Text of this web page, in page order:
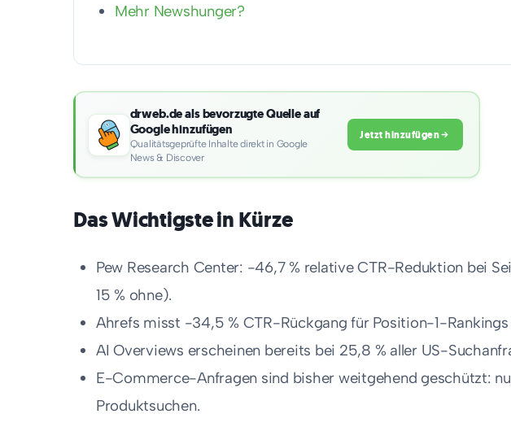
Mehr Newshunger?
drweb.de als bevorzugte Quelle auf
Google hinzufügen
Qualitätsgeprüfte Inhalte direkt in Google
News & Discover
Jetzt hinzufügen
Das Wichtigste in Kürze
Pew Research Center: -46,7 % relative CTR-Reduktion bei
15 % ohne).
Ahrefs misst -34,5 % CTR-Rückgang für Position-1-
AI Overviews erscheinen bereits bei 25,8 % aller US-
E-Commerce-Anfragen sind bisher weitgehend geschützt:
Produktsuchen.